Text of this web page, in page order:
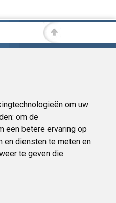
om uw
om de
een betere ervaring op
en diensten te meten en
te geven die